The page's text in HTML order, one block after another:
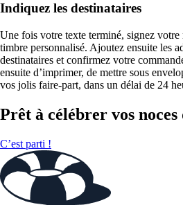
Indiquez les destinataires
Une fois votre texte terminé, signez votre
timbre personnalisé. Ajoutez ensuite les
destinataires et confirmez votre
ensuite d’imprimer, de mettre sous
vos jolis faire-part, dans un délai de 24
Prêt à célébrer vos noces
C’est parti !